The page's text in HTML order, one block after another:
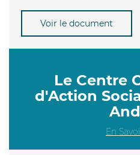
Voir le document
Le Centre
d'Action
En